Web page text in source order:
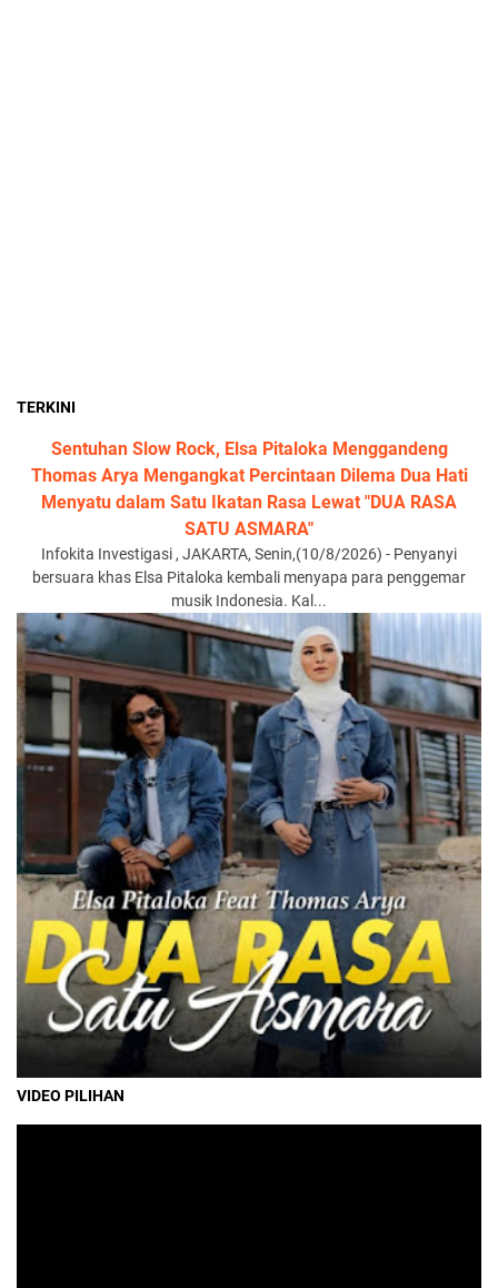
TERKINI
Sentuhan Slow Rock, Elsa Pitaloka Menggandeng
Thomas Arya Mengangkat Percintaan Dilema Dua Hati
Menyatu dalam Satu Ikatan Rasa Lewat "DUA RASA
SATU ASMARA"
Infokita Investigasi , JAKARTA, Senin,(10/8/2026) - Penyanyi
bersuara khas Elsa Pitaloka kembali menyapa para penggemar
musik Indonesia. Kal...
VIDEO PILIHAN